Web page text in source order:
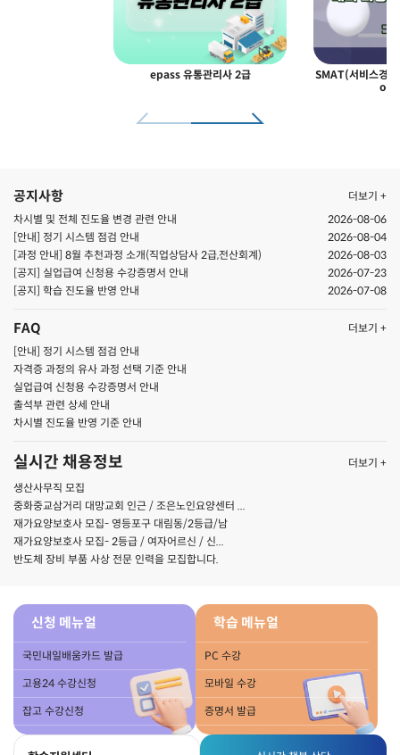
epass 유통관리사 2급
SMAT(서비스경
공지사항
더보기 +
차시별 및 전체 진도율 변경 관련 안내
2026-08-06
[안내] 정기 시스템 점검 안내
2026-08-04
[과정 안내] 8월 추천과정 소개(직업상담사 2급,전산회계)
2026-08-03
[공지] 실업급여 신청용 수강증명서 안내
2026-07-23
[공지] ​학습 진도율 반영 안내
2026-07-08
FAQ
더보기 +
[안내] 정기 시스템 점검 안내
자격증 과정의 유사 과정 선택 기준 안내
실업급여 신청용 수강증명서 안내
출석부 관련 상세 안내
차시별 진도율 반영 기준 안내
실시간 채용정보
더보기 +
생산사무직 모집
중화중교삼거리 대망교회 인근 / 조은노인요양센터 ...
재가요양보호사 모집- 영등포구 대림동/2등급/남
재가요양보호사 모집- 2등급 / 여자어르신 / 신...
반도체 장비 부품 사상 전문 인력을 모집합니다.
신청 메뉴얼
국민내일배움카드 발급
고용24 수강신청
잡고 수강신청
학습 메뉴얼
PC 수강
모바일 수강
증명서 발급